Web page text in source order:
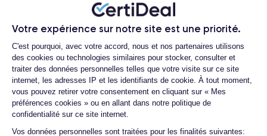
Votre expérience sur notre site est une priorité.
Plateforme de Gestion du
C'est pourquoi, avec votre accord, nous et nos partenaires utilisons
des cookies ou technologies similaires pour stocker, consulter et
traiter des données personnelles telles que votre visite sur ce site
internet, les adresses IP et les identifiants de cookie. À tout moment,
vous pouvez retirer votre consentement en cliquant sur « Mes
préférences cookies » ou en allant dans notre politique de
confidentialité sur ce site internet.
Vos données personnelles sont traitées pour les finalités suivantes:
Axeptio consent
Dimensions et poids iPhone 14 Pro
Voir plus
Avec